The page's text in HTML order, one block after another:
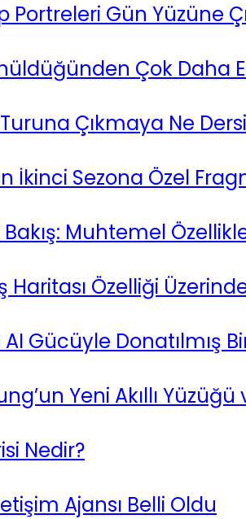
Portreleri Gün Yüzüne
Çok Daha
Çıkmaya Ne
İkinci Sezona Özel
Bakış: Muhtemel
Özelliği Üzerinde
Gücüyle Donatılmış
Yeni Akıllı
Nedir?
Ajansı Belli Oldu